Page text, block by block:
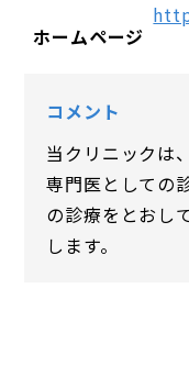
ホームページ
コメント
当クリニックは
専門医としての
の診療をとおし
します。